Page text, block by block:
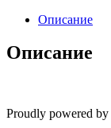
Описание
Описание
Proudly powered by